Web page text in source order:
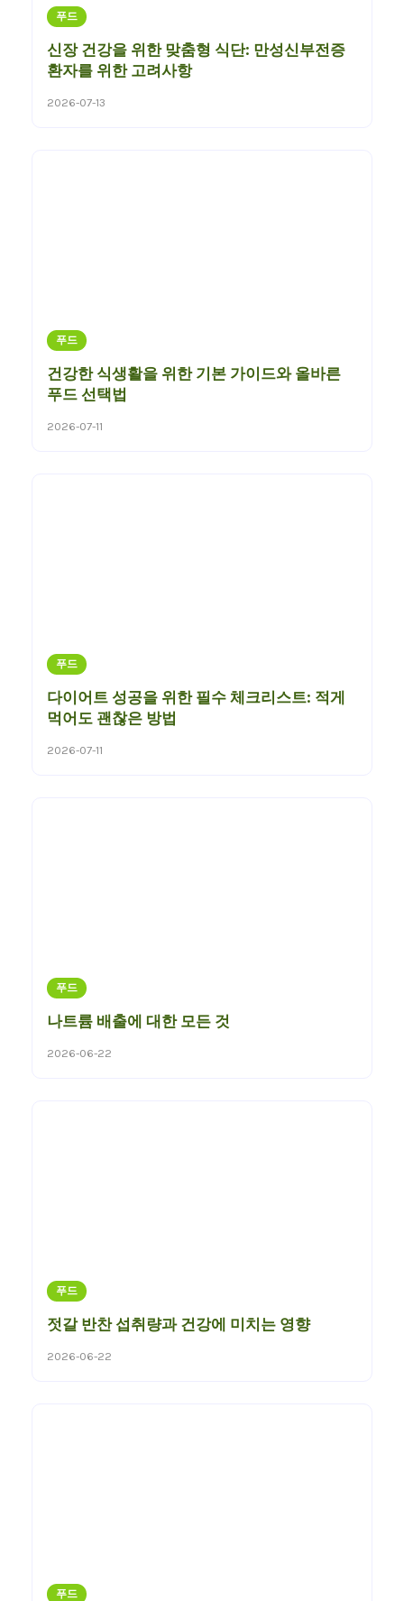
푸드
신장 건강을 위한 맞춤형 식단: 만성신부전증
환자를 위한 고려사항
2026-07-13
푸드
건강한 식생활을 위한 기본 가이드와 올바른
푸드 선택법
2026-07-11
푸드
다이어트 성공을 위한 필수 체크리스트: 적게
먹어도 괜찮은 방법
2026-07-11
푸드
나트륨 배출에 대한 모든 것
2026-06-22
푸드
젓갈 반찬 섭취량과 건강에 미치는 영향
2026-06-22
푸드